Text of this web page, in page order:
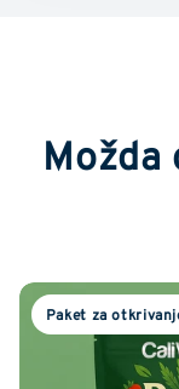
Možda
Paket za